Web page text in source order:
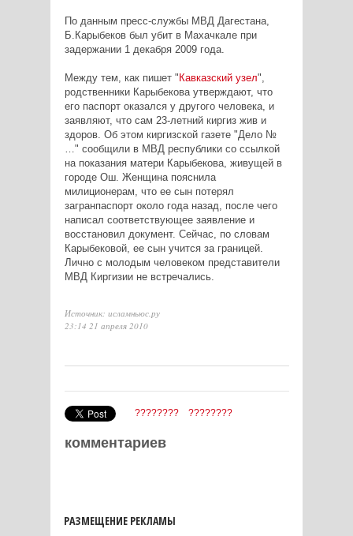
По данным пресс-службы МВД Дагестана,
Б.Карыбеков был убит в Махачкале при
задержании 1 декабря 2009 года.
Между тем, как пишет " Кавказский узел",
родственники Карыбекова утверждают, что
его паспорт оказался у другого человека, и
заявляют, что сам 23-летний киргиз жив и
здоров. Об этом киргизской газете "Дело №
…" сообщили в МВД республики со ссылкой
на показания матери Карыбекова, живущей в
городе Ош. Женщина пояснила
милиционерам, что ее сын потерял
загранпаспорт около года назад, после чего
написал соответствующее заявление и
восстановил документ. Сейчас, по словам
Карыбековой, ее сын учится за границей.
Лично с молодым человеком представители
МВД Киргизии не встречались.
Источник: исламньюс.ру
23:14 21 апреля 2010
???????? ????????
комментариев
РАЗМЕЩЕНИЕ РЕКЛАМЫ